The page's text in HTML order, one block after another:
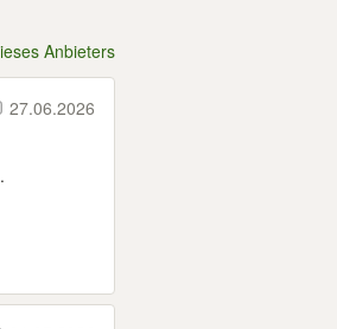
Anbieters
27.06.2026